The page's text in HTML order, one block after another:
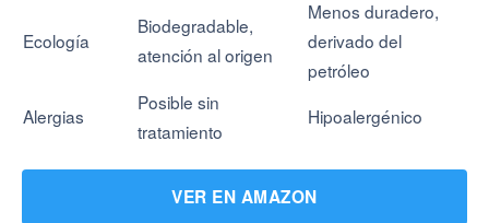
Ecología
Biodegradable,
atención al origen
Menos duradero,
derivado del
petróleo
Alergias
Posible sin
tratamiento
Hipoalergénico
VER EN AMAZON